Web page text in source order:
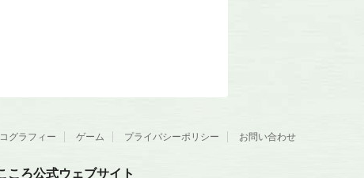
グラフィー ゲーム プライバシーポリシー お問い合わせ
ころ公式ウェブサイト